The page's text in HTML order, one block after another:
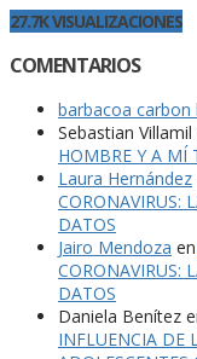
27.7K VISUALIZACIONES
COMENTARIOS
barbacoa carbon
Sebastian Villamil
HOMBRE Y A MÍ
Laura Hernández
CORONAVIRUS:
DATOS
Jairo Mendoza en
CORONAVIRUS:
DATOS
Daniela Benítez
INFLUENCIA DE